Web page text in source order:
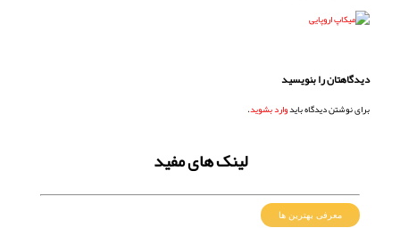
دیدگاهتان را بنویسید
برای نوشتن دیدگاه بایدوارد بشوید.
لینک های مفید
معرفی بهترین ها